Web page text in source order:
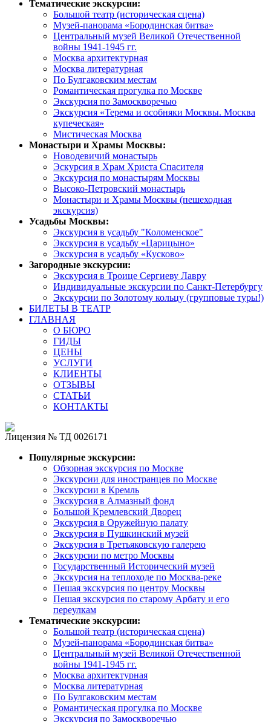
Тематические экскурсии:
Большой театр (историческая сцена)
Музей-панорама «Бородинская битва»
Центральный музей Великой Отечественной
войны 1941-1945 гг.
Москва архитектурная
Москва литературная
По Булгаковским местам
Романтическая прогулка по Москве
Экскурсия по Замоскворечью
Экскурсия «Терема и особняки Москвы. Москва
купеческая»
Мистическая Москва
Монастыри и Храмы Москвы:
Новодевичий монастырь
Эскурсия в Храм Христа Спасителя
Экскурсия по монастырям Москвы
Высоко-Петровский монастырь
Монастыри и Храмы Москвы (пешеходная
экскурсия)
Усадьбы Москвы:
Экскурсия в усадьбу "Коломенское"
Экскурсия в усадьбу «Царицыно»
Экскурсия в усадьбу «Кусково»
Загородные экскурсии:
Экскурсия в Троице Сергиеву Лавру
Индивидуальные экскурсии по Санкт-Петербургу
Экскурсии по Золотому кольцу (групповые туры!)
БИЛЕТЫ В ТЕАТР
ГЛАВНАЯ
О БЮРО
ГИДЫ
ЦЕНЫ
УСЛУГИ
КЛИЕНТЫ
ОТЗЫВЫ
СТАТЬИ
КОНТАКТЫ
Лицензия № ТД 0026171
Популярные экскурсии:
Обзорная экскурсия по Москве
Экскурсии для иностранцев по Москве
Экскурсии в Кремль
Экскурсия в Алмазный фонд
Большой Кремлевский Дворец
Экскурсия в Оружейную палату
Экскурсия в Пушкинский музей
Экскурсия в Третьяковскую галерею
Экскурсии по метро Москвы
Государственный Исторический музей
Экскурсия на теплоходе по Москва-реке
Пешая экскурсия по центру Москвы
Пешая экскурсия по старому Арбату и его
переулкам
Тематические экскурсии:
Большой театр (историческая сцена)
Музей-панорама «Бородинская битва»
Центральный музей Великой Отечественной
войны 1941-1945 гг.
Москва архитектурная
Москва литературная
По Булгаковским местам
Романтическая прогулка по Москве
Экскурсия по Замоскворечью